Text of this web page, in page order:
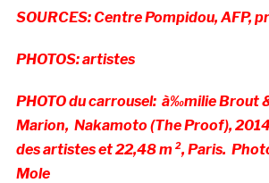
SOURCES: Centre Pompidou, AFP,
PHOTOS: artistes
PHOTO du carrousel: à‰milie Brout
Marion, Nakamoto (The Proof),
des artistes et 22,48 m ², Paris.
Mole